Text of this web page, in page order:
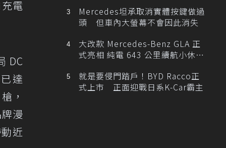
電
DC
達
，
漫
近
Mercedes坦承取消實體按鍵做過
頭 但車內大螢幕不會因此消失
大改款 Mercedes-Benz GLA 正
式亮相 純電 643 公里續航小休
就是要侵門踏戶！BYD Racco正
式上市 正面迎戰日系K-Car霸主